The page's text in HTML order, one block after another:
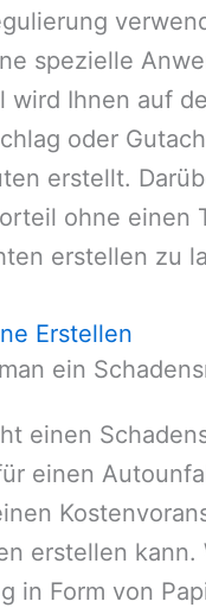
spezielle
wird Ihnen auf
oder
erstellt.
ohne einen
erstellen zu
Erstellen
ein
einen
einen
erstellen kann.
in Form von